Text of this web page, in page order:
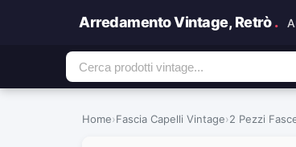
Arredamento Vintage, Retrò.
Home›Fascia Capelli Vintage›2 Pezzi